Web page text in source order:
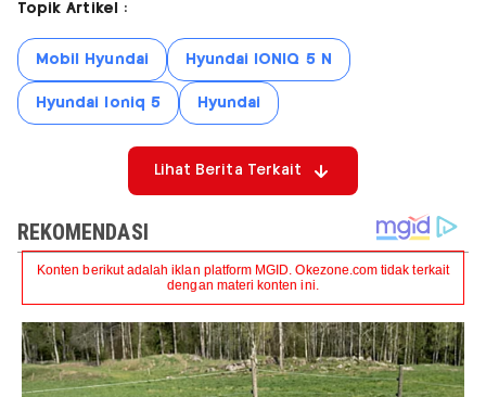
Topik Artikel :
Mobil Hyundai Hyundai IONIQ 5 N
Hyundai Ioniq 5 Hyundai
Lihat Berita Terkait